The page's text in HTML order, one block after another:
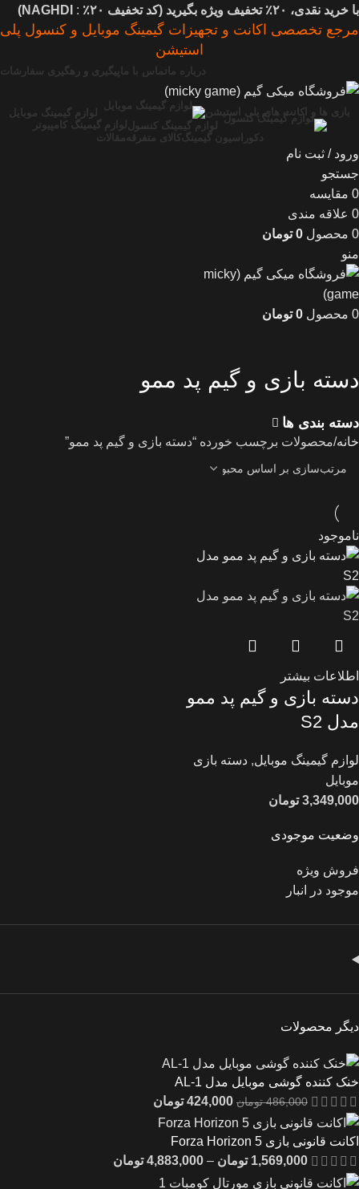
با خرید نقدی، ۲۰٪ تخفیف ویژه بگیرید ( کد تخفیف ۲۰٪ :
NAGHDI)
مرجع تخصصی اکانت و تجهیزات گیمینگ موبایل و کنسول پلی
استیشن
درباره ما تماس با ما پیگیری و رهگیری سفارشات
بازی ها و اکانت های پلی استیشن
لوازم گیمینگ موبایل
لوازم گیمینگ کنسول
لوازم گیمینگ کامپیوتر
دکوراسیون گیمینگکالای متفرقه مقالات
ورود / ثبت نام
جستجو
0 مقایسه
0 علاقه مندی
0 محصول 0 تومان
منو
0 محصول 0 تومان
دسته بازی و گیم پد ممو
دسته بندی ها
وضعیت موجودی
فروش ویژه
موجود در انبار
دیگر محصولات
خنک کننده گوشی موبایل مدل AL-1
486,000 تومان 424,000 تومان
اکانت قانونی بازی Forza Horizon 5
1,569,000 تومان –
4,883,000 تومان
خانه محصولات برچسب خورده “دسته بازی و گیم پد ممو”
ناموجود
اطلاعات بیشتر
دسته بازی و گیم پد ممو
مدل S2
لوازم گیمینگ موبایل, دسته بازی
موبایل
3,349,000 تومان